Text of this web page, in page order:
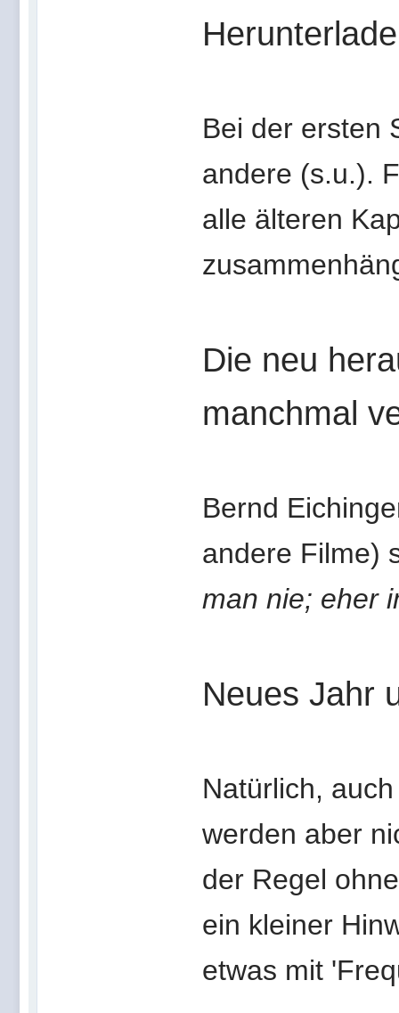
Bei der ersten
andere (s.u.).
alle älteren
Die neu
manchmal
Bernd
andere Filme)
man nie; eher
Neues Jahr
Natürlich,
werden aber
der Regel
ein kleiner
etwas mit